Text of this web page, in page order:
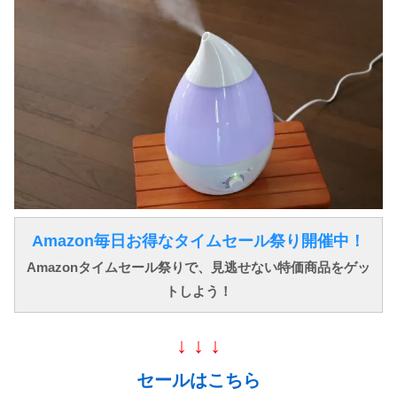
Amazon毎日お得なタイムセール祭り開催中！
Amazonタイムセール祭りで、見逃せない特価商品をゲッ
トしよう！
↓ ↓ ↓
セールはこちら